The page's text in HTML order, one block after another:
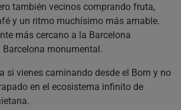
también vecinos comprando fruta,
y un ritmo muchísimo más amable.
más cercano a la Barcelona
monumental.
si vienes caminando desde el Born y no
en el ecosistema infinito de